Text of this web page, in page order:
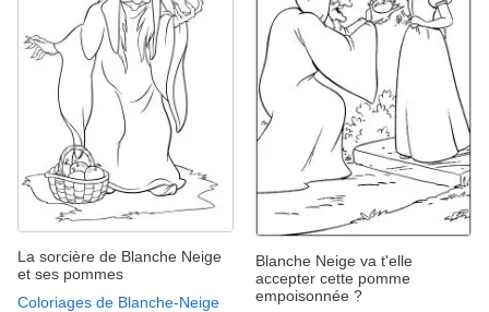
La sorcière de Blanche Neige
et ses pommes
Coloriages de Blanche-Neige
Blanche Neige va t'elle
accepter cette pomme
empoisonnée ?